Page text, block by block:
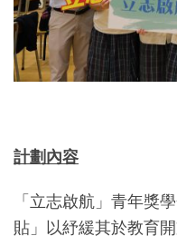
計劃內容
「立志啟航」青年獎
貼」以紓緩其於教育